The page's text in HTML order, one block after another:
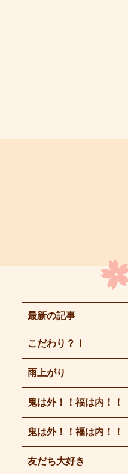
最新の記事
こだわり？！
雨上がり
鬼は外！！福は内！！
鬼は外！！福は内！！
友だち大好き